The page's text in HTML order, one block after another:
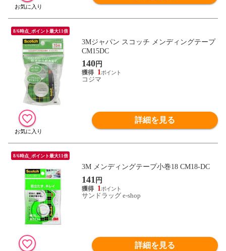
8/6時点_ポイント最大11倍
3Mジャパン スコッチ メンディングテープ
CM15DC
140円
1
コジマ
詳細を見る
8/6時点_ポイント最大11倍
3M メンディングテープ小巻18 CM18-DC
141 円
1
サンドラッグ e-shop
詳細を見る